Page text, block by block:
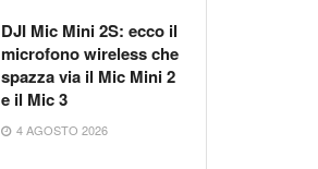
DJI Mic Mini 2S: ecco il
microfono wireless che
spazza via il Mic Mini 2
e il Mic 3
4 AGOSTO 2026